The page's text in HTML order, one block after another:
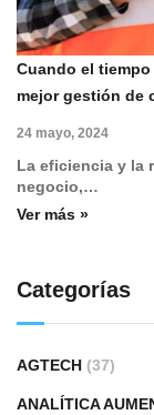
Cuando el
mejor gestión de
24 mayo, 2024
La eficiencia y la
negocio,…
Ver más »
Categorías
AGTECH (37)
ANALÍTICA